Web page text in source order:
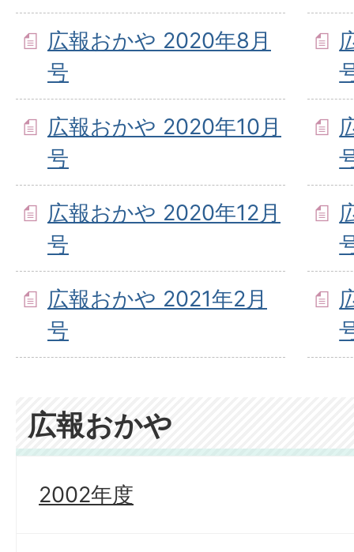
広報おかや 2020年8月
号
広報おかや 2020年10月
号
広報おかや 2020年12月
号
広報おかや 2021年2月
号
広報おかや
2002年度